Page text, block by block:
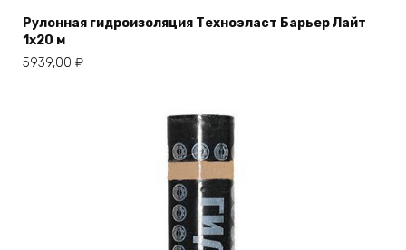
Рулонная гидроизоляция Техноэласт Барьер Лайт
1х20 м
5939,00 ₽